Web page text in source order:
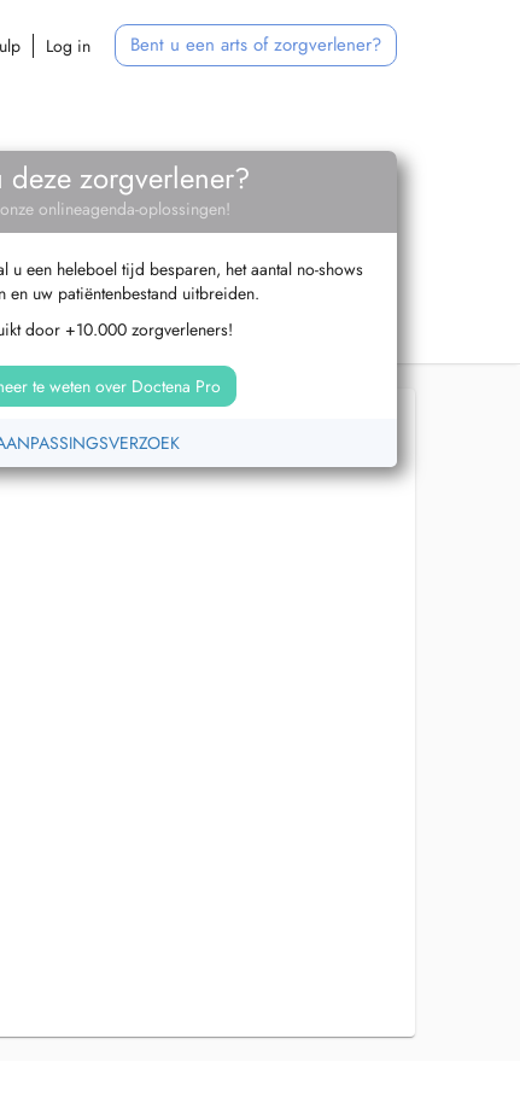
Log in Bent u een arts of zorgverlener?
deze zorgverlener?
onlineagenda-oplossingen!
u een heleboel tijd besparen, het aantal no-shows
en uw patiëntenbestand uitbreiden.
door +10.000 zorgverleners!
te weten over Doctena Pro